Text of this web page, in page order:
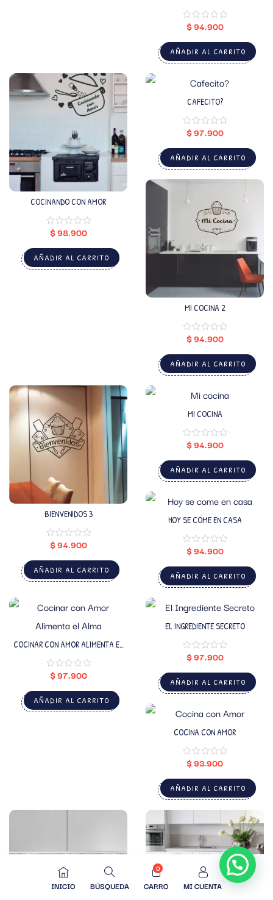
$94.900
AÑADIR AL CARRITO
COCINANDO CON AMOR
$98.900
AÑADIR AL CARRITO
CAFECITO?
$97.900
AÑADIR AL CARRITO
MI COCINA 2
$94.900
AÑADIR AL CARRITO
BIENVENIDOS 3
$94.900
AÑADIR AL CARRITO
MI COCINA
$94.900
AÑADIR AL CARRITO
HOY SE COME EN CASA
$94.900
AÑADIR AL CARRITO
COCINAR CON AMOR ALIMENTA EL
$97.900
AÑADIR AL CARRITO
EL INGREDIENTE SECRETO
$97.900
AÑADIR AL CARRITO
COCINA CON AMOR
$93.900
AÑADIR AL CARRITO
INICIO BÚSQUEDA
0
CARRO MI CUENTA